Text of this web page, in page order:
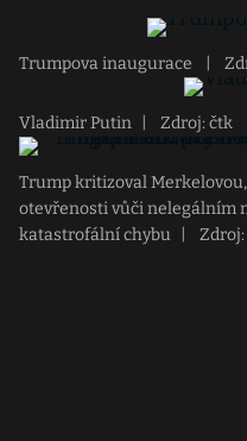
Trumpova inaugurace
Vladimir Putin Zdroj: čtk
Trump kritizoval
otevřenosti vůči nelegálním
katastrofální chybu